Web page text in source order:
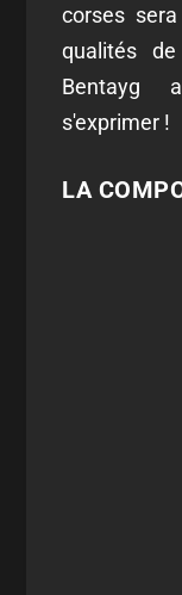
corses
qualités
Bentayg
s'exprimer !
LA